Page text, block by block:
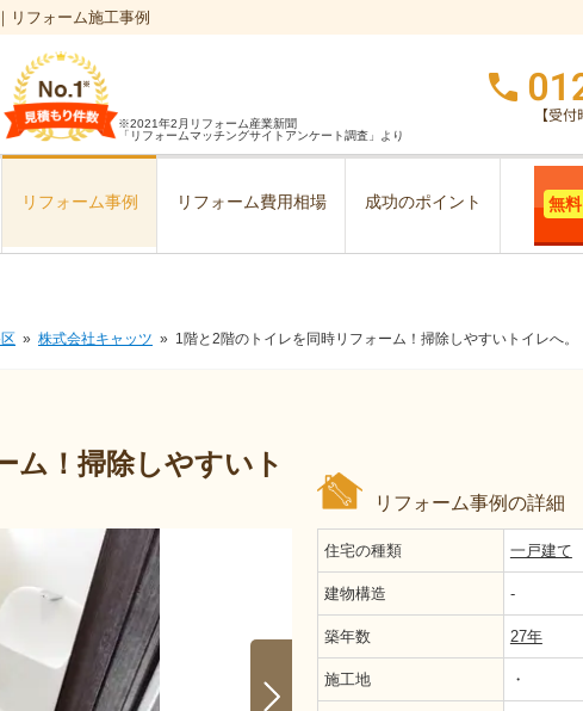
リフォーム施工事例
※2021年2月リフォーム産業新聞
「リフォームマッチングサイトアンケート調査」より
リフォーム事例 リフォーム費用相場 成功のポイント 無料
株式会社キャッツ 1階と2階のトイレを同時リフォーム！掃除しやすいトイレへ。
ム！掃除しやすいト
リフォーム事例の詳細
住宅の種類 一戸建て
建物構造 -
築年数 27年
施工地 ・